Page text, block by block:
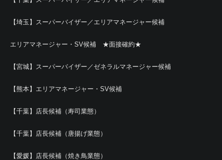
【埼玉】スーパーバイザー／エリアマネージャー候補
エリアマネージャー・SV候補 ★面接確約★
【宮城】スーパーバイザー／ゼネラルマネージャー候補
【熊本】エリアマネージャー・SV候補
【千葉】店長候補（寿司業態）
【千葉】店長候補（唐揚げ業態）
【愛媛】店長候補（焼き鳥業態）